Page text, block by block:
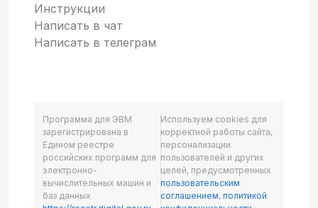
Инструкции
Написать в чат
Написать в телеграм
Программа для ЭВМ
зарегистрирована в
Едином реестре
российских программ для
электронно-
вычислительных машин и
баз данных
Используем cookies для
корректной работы сайта,
персонализации
пользователей и других
целей, предусмотренных
пользовательским
соглашением,политикой